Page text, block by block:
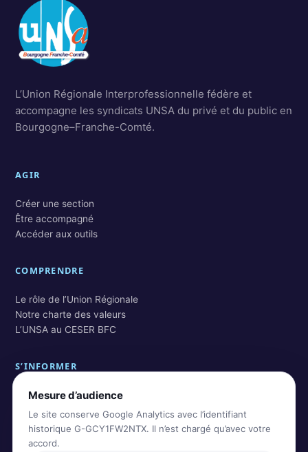
L’Union Régionale Interprofessionnelle fédère et
accompagne les syndicats UNSA du privé et du public en
Bourgogne–Franche-Comté.
AGIR
Créer une section
Être accompagné
Accéder aux outils
COMPRENDRE
Le rôle de l’Union Régionale
Notre charte des valeurs
L’UNSA au CESER BFC
S’INFORMER
Actualités BFC
Actualités nationales
Rechercher dans les archives
Mesure d’audience
Le site conserve Google Analytics avec l’identifiant
historique G-GCY1FW2NTX. Il n’est chargé qu’avec votre
accord.